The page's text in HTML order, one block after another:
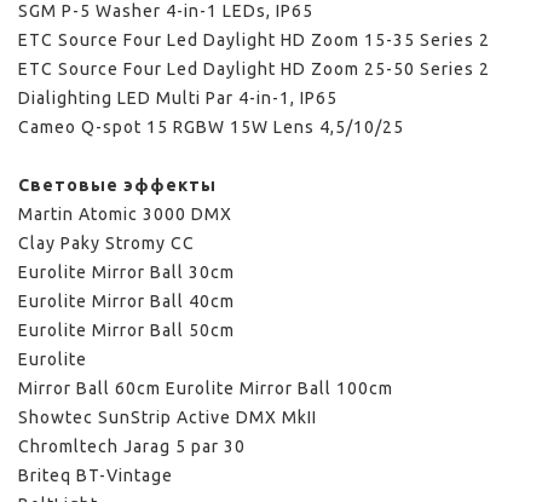
SGM P-5 Washer 4-in-1 LEDs, IP65
ETC Source Four Led Daylight HD Zoom 15-35 Series 2
ETC Source Four Led Daylight HD Zoom 25-50 Series 2
Dialighting LED Multi Par 4-in-1, IP65
Cameo Q-spot 15 RGBW 15W Lens 4,5/10/25
Световые эффекты
Martin Atomic 3000 DMX
Clay Paky Stromy CC
Eurolite Mirror Ball 30cm
Eurolite Mirror Ball 40cm
Eurolite Mirror Ball 50cm
Eurolite
Mirror Ball 60cm Eurolite Mirror Ball 100cm
Showtec SunStrip Active DMX MkII
Chromltech Jarag 5 par 30
Briteq BT-Vintage